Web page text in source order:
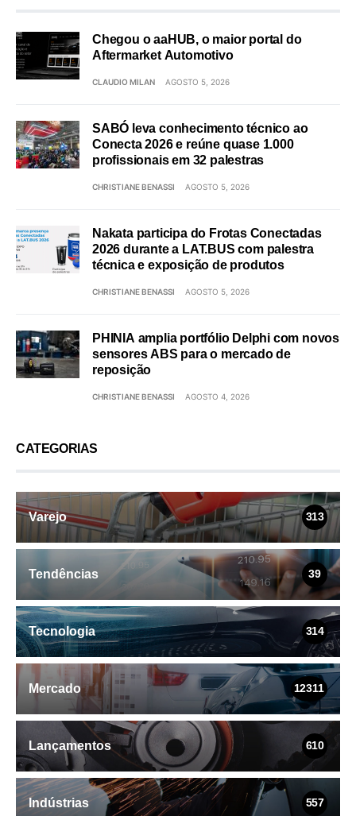
Chegou o aaHUB, o maior portal do
Aftermarket Automotivo
CLAUDIO MILAN AGOSTO 5, 2026
SABÓ leva conhecimento técnico ao
Conecta 2026 e reúne quase 1.000
profissionais em 32 palestras
CHRISTIANE BENASSI AGOSTO 5, 2026
Nakata participa do Frotas Conectadas
2026 durante a LAT.BUS com palestra
técnica e exposição de produtos
CHRISTIANE BENASSI AGOSTO 5, 2026
PHINIA amplia portfólio Delphi com novos
sensores ABS para o mercado de
reposição
CHRISTIANE BENASSI AGOSTO 4, 2026
CATEGORIAS
Varejo 313
Tendências 39
Tecnologia 314
Mercado 12311
Lançamentos 610
Indústrias 557